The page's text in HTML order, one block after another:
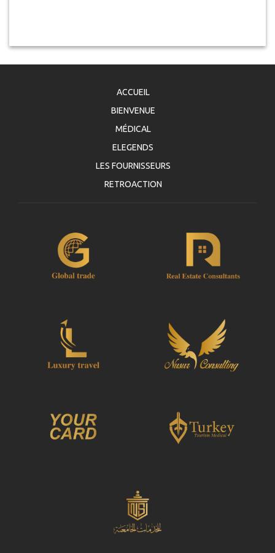
ACCUEIL
BIENVENUE
MÉDICAL
ELEGENDS
LES FOURNISSEURS
RETROACTION